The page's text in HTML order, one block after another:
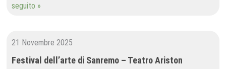
seguito »
21 Novembre 2025
Festival dell’arte di Sanremo – Teatro Ariston